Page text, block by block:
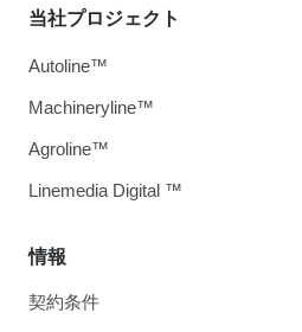
情報
契約条件
当社プロジェクト
Autoline™
Machineryline™
Agroline™
Linemedia Digital ™